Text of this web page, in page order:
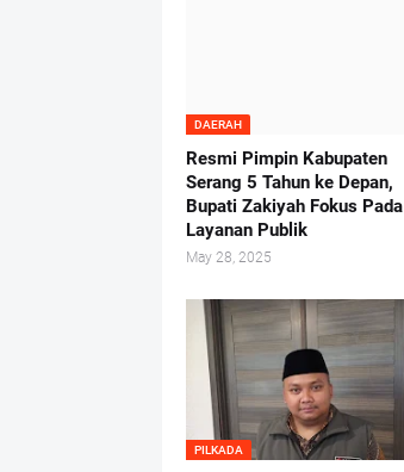
DAERAH
Resmi Pimpin Kabupaten
Serang 5 Tahun ke Depan,
Bupati Zakiyah Fokus Pada
Layanan Publik
May 28, 2025
PILKADA